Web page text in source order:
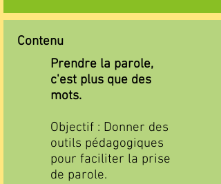
Contenu
Prendre la parole,
c'est plus que des
mots.
Objectif : Donner des
outils pédagogiques
pour faciliter la prise
de parole.